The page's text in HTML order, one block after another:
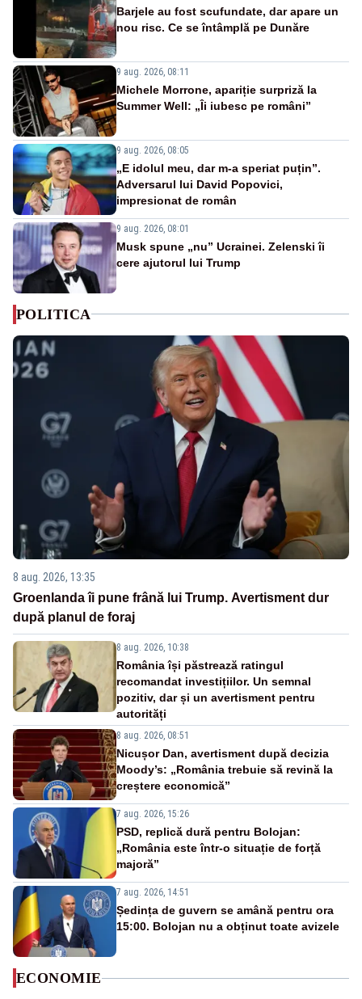
Barjele au fost scufundate, dar apare un
nou risc. Ce se întâmplă pe Dunăre
9 aug. 2026, 08:11
Michele Morrone, apariție surpriză la
Summer Well: „Îi iubesc pe români”
9 aug. 2026, 08:05
„E idolul meu, dar m-a speriat puțin”.
Adversarul lui David Popovici,
impresionat de român
9 aug. 2026, 08:01
Musk spune „nu” Ucrainei. Zelenski îi
cere ajutorul lui Trump
POLITICA
8 aug. 2026, 13:35
Groenlanda îi pune frână lui Trump. Avertisment dur
după planul de foraj
8 aug. 2026, 10:38
România își păstrează ratingul
recomandat investițiilor. Un semnal
pozitiv, dar și un avertisment pentru
autorități
8 aug. 2026, 08:51
Nicușor Dan, avertisment după decizia
Moody’s: „România trebuie să revină la
creștere economică”
7 aug. 2026, 15:26
PSD, replică dură pentru Bolojan:
„România este într-o situație de forță
majoră”
7 aug. 2026, 14:51
Ședința de guvern se amână pentru ora
15:00. Bolojan nu a obținut toate avizele
ECONOMIE